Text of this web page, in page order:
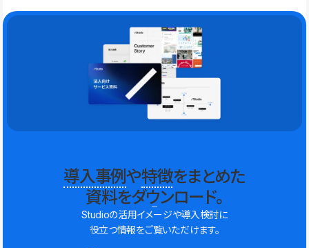
導入事例や特徴をまとめた
資料をダウンロード。
Studioの活用イメージや導入検討に
役立つ情報をご覧いただけます。